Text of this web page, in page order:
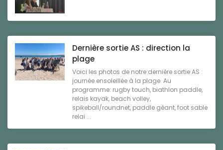
Dernière sortie AS : direction la
plage
Voici les photos de notre dernière sortie AS :
journée ensoleillée à la plage Au
programme: rugby touch, biathlon paddle,
relais kayak, beach volley,
spikeball/roundnet, paddle géant, foot sable
relai ...